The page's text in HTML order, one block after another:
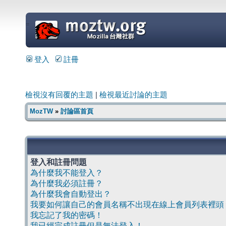
=
登入 註冊
檢視沒有回覆的主題 檢視最近討論的主題
MozTW» 討論區首頁
登入和註冊問題
為什麼我不能登入？
為什麼我必須註冊？
為什麼我會自動登出？
我要如何讓自己的會員名稱不出現在線上會員列表裡頭
我忘記了我的密碼！